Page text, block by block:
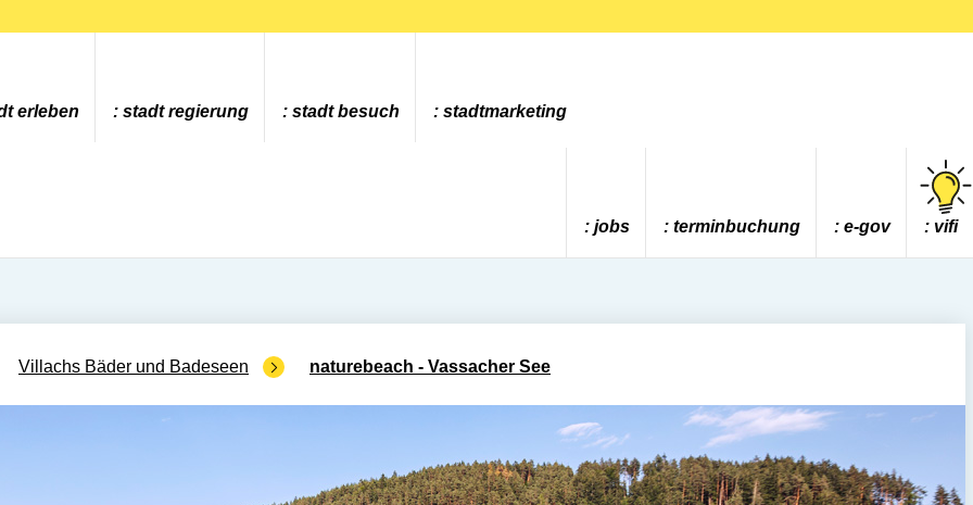
erleben stadt regierung stadt besuch stadtmarketing
jobs terminbuchung e-gov vifi
Villachs Bäder und Badeseen naturebeach - Vassacher See